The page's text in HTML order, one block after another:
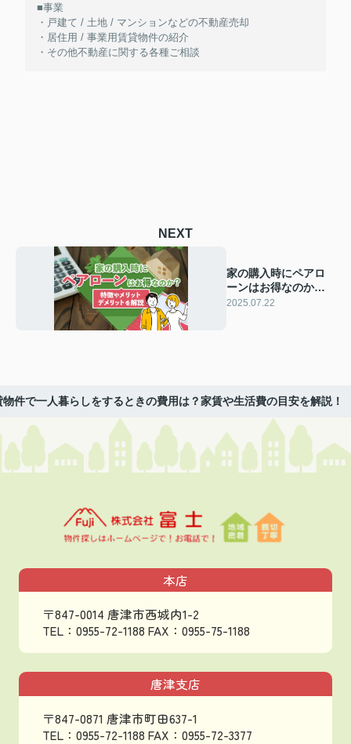
■事業
・戸建て / 土地 / マンションなどの不動産売却
・居住用 / 事業用賃貸物件の紹介
・その他不動産に関する各種ご相談
NEXT
家の購入時にペアロ
ーンはお得なのか？
特徴やメリット・デ
2025.07.22
物件で一人暮らしをするときの費用は？家賃や生活費の目安を解説！
本店
〒847-0014 唐津市西城内1-2
TEL：0955-72-1188 FAX：0955-75-1188
唐津支店
〒847-0871 唐津市町田637-1
TEL：0955-72-1188 FAX：0955-72-3377